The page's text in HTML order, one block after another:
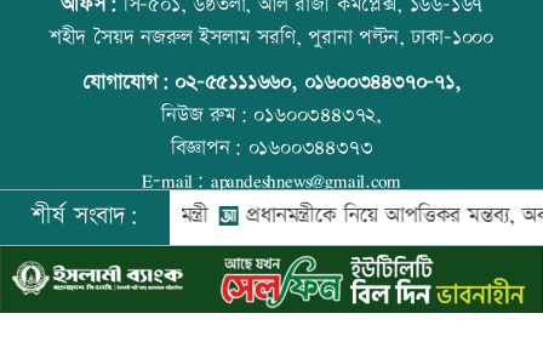
আদমদীঘিতে জুলাই অভ্যুত্থান স্বরণে ১১ দলীয়
জোটের গণমিছিল
জামালপুরে বিএনপির বিজয় র‍্যালি
জুলাই সনদের প্রত্যেক অক্ষর বাস্তবায়ন করা
প্রতিমন্ত্রীকে ঘিরে ভাইরাল ভিডিওতে ছবি
জুড়ে অপপ্রচার: এলিন
বিশ্ব মাতৃদুগ্ধ দিবস আজ
কোরআন-হাদিসে নামাজ না পড়ার শাস্তি
শহীদ সৈয়দ নজরুল ইসলাম সরণি, পুরানা পল্টন, ঢাকা-১০০০
যোগাযোগ: ০২-৫৫১১১৬৬০, ০১৬০০৩৪৪৩৭০-৭১,
নিউজ রুম:০১৬০০৩৪৪৩৭২,
বিজ্ঞাপন: ০১৬০০৩৪৪৩৭৩
E-mail: apandeshnews@gmail.com
©২০২৬ |আপন দেশ ডটকমকর্তৃক সর্বসত্ব ® সংরক্ষিত | উন্নয়নে
ইমিথমেকারস.কম
শীর্ষ সংবাদ:
প্রধানমন্ত্রী প্রধানমন্ত্রীকে নিয়ে আপত্তিকর মন্তব্য,